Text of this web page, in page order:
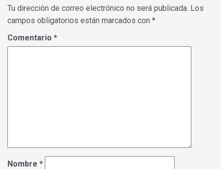
Tu dirección de correo electrónico no será publicada. Los
campos obligatorios están marcados con *
Comentario *
Nombre *